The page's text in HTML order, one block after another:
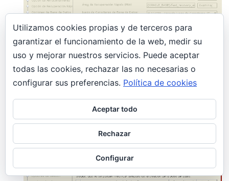
Utilizamos cookies propias y de terceros para
garantizar el funcionamiento de la web, medir su
uso y mejorar nuestros servicios. Puede aceptar
todas las cookies, rechazar las no necesarias o
configurar sus preferencias. Política de cookies
Aceptar todo
Rechazar
Configurar